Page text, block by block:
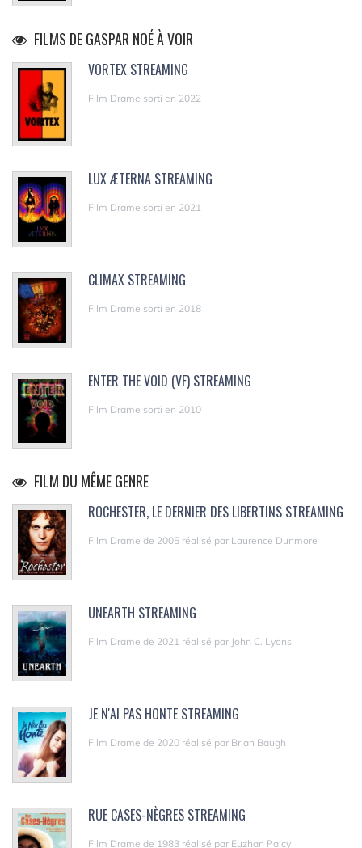
FILMS DE GASPAR NOÉ À VOIR
VORTEX STREAMING
Film Drame sorti en 2022
LUX ÆTERNA STREAMING
Film Drame sorti en 2021
CLIMAX STREAMING
Film Drame sorti en 2018
ENTER THE VOID (VF) STREAMING
Film Drame sorti en 2010
FILM DU MÊME GENRE
ROCHESTER, LE DERNIER DES LIBERTINS STREAMING
Film Drame de 2005 réalisé par Laurence Dunmore
UNEARTH STREAMING
Film Drame de 2021 réalisé par John C. Lyons
JE N'AI PAS HONTE STREAMING
Film Drame de 2020 réalisé par Brian Baugh
RUE CASES-NÈGRES STREAMING
Film Drame de 1983 réalisé par Euzhan Palcy